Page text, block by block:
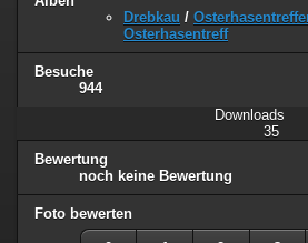
Drebkau /
Osterhasentreff
Besuche
944
Downloads
35
Bewertung
noch keine Bewertung
Foto bewerten